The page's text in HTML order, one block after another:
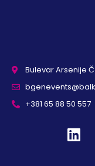
Bulevar Arsenije
+381 65 88 50 557